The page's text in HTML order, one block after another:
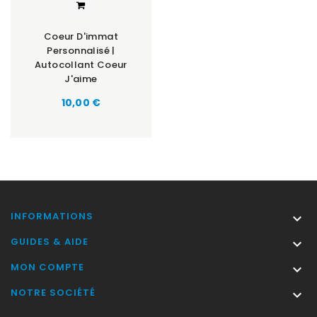
Coeur D'immat
Personnalisé |
Autocollant Coeur
J'aime
Prix
10,00 €
INFORMATIONS 
GUIDES & AIDE 
MON COMPTE 
NOTRE SOCIÉTÉ 